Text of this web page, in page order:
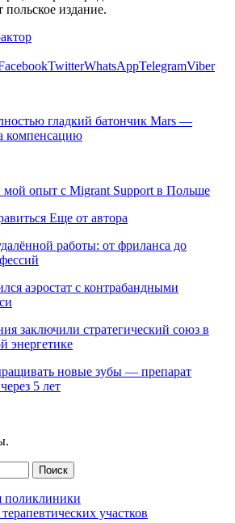
издание.
TwitterWhatsAppTelegramViber
гладкий батончик Mars —
компенсацию
мой опыт с Migrant Support в Польше
Еще от автора
работы: от фриланса до
аэростат с контрабандными
заключили стратегический союз в
энергетике
новые зубы — препарат
5 лет
поликлиники
участков